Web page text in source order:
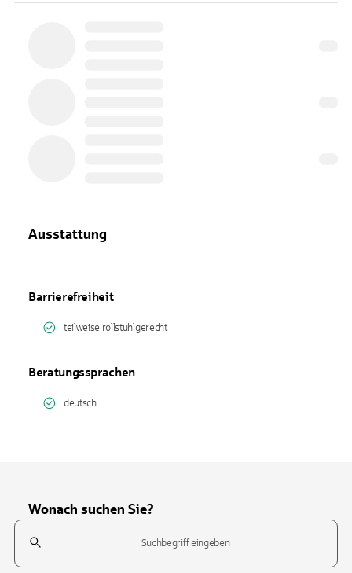
Ausstattung
Barrierefreiheit
teilweise rollstuhlgerecht
Beratungssprachen
deutsch
Wonach suchen Sie?
Suchfeld